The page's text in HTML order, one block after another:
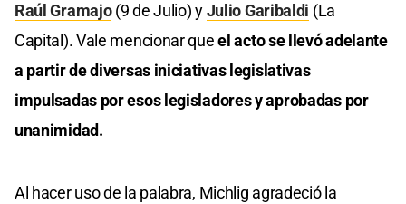
Raúl Gramajo(9 de Julio) yJulio Garibaldi (La
Capital). Vale mencionar queel acto se llevó adelante
a partir de diversas iniciativas legislativas
impulsadas por esos legisladores y aprobadas por
unanimidad.
Al hacer uso de la palabra, Michlig agradeció la